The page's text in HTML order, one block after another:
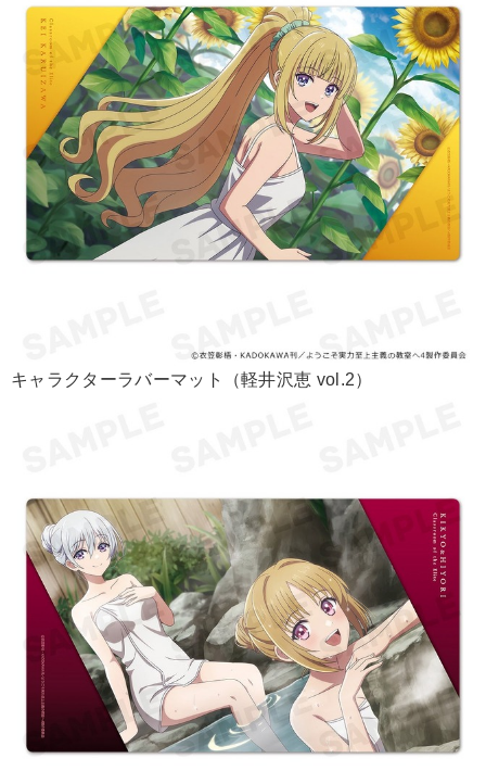
キャラクターラバーマット（軽井沢恵 vol.2）